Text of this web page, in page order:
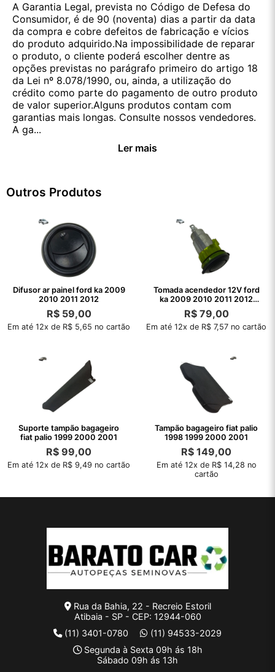
A Garantia Legal, prevista no Código de Defesa do
Consumidor, é de 90 (noventa) dias a partir da data
da compra e cobre defeitos de fabricação e vícios
do produto adquirido.Na impossibilidade de reparar
o produto, o cliente poderá escolher dentre as
opções previstas no parágrafo primeiro do artigo 18
da Lei nº 8.078/1990, ou, ainda, a utilização do
crédito como parte do pagamento de outro produto
de valor superior.Alguns produtos contam com
garantias mais longas. Consulte nossos vendedores.
A ga...
Ler mais
Outros Produtos
Difusor ar painel ford ka 2009
2010 2011 2012
R$59,00
Em até 12x de R$ 5,65 no cartão
Tomada acendedor 12V ford
ka 2009 2010 2011 2012
2013
R$79,00
Em até 12x de R$ 7,57 no cartão
Suporte tampão bagageiro
fiat palio 1999 2000 2001
R$ 99,00
Em até 12x de R$ 9,49 no cartão
Tampão bagageiro fiat palio
1998 1999 2000 2001
R$ 149,00
Em até 12x de R$ 14,28 no
cartão
Rua da Bahia, 22 - Recreio Estoril
Atibaia - SP - CEP: 12944-060
(11) 3401-0780
(11) 94533-2029
Segunda à Sexta 09h ás 18h
Sábado 09h ás 13h